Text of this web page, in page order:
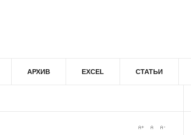
АРХИВ EXCEL СТАТЬИ